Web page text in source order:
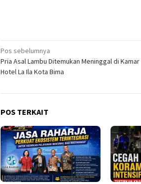
Navigasi
pos
Pos sebelumnya
Pria Asal Lambu Ditemukan Meninggal di Kamar
Hotel La Ila Kota Bima
POS TERKAIT